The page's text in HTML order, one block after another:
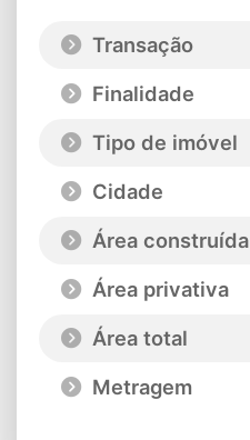
Transação
Finalidade
Tipo de imóvel
Cidade
Área construída
Área privativa
Área total
Metragem